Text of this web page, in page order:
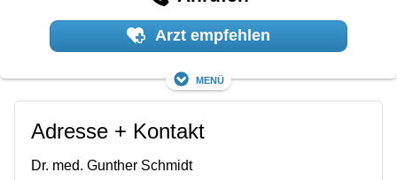
Arzt empfehlen
Menü
Adresse + Kontakt
Dr. med. Gunther Schmidt